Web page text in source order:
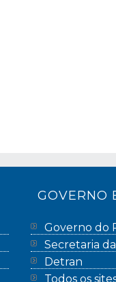
GOVERNO
Governo do
Secretaria
Detran
Todos os